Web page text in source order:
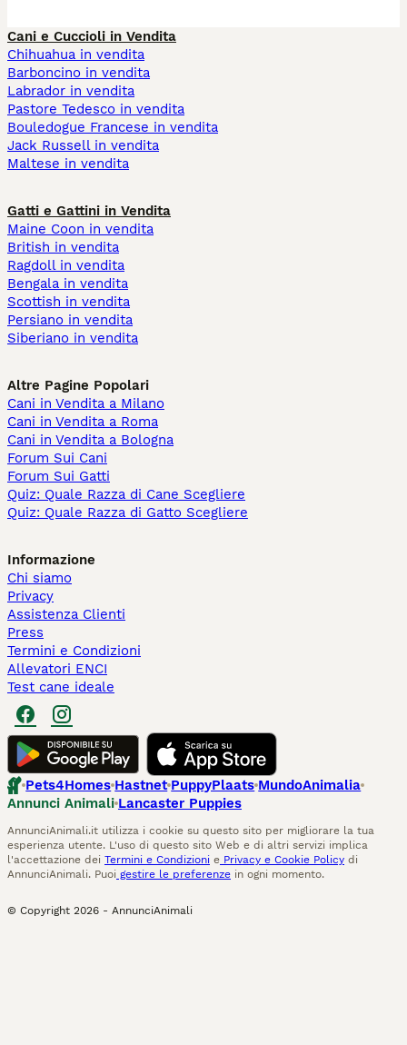
Cani e Cuccioli in Vendita
Chihuahua in vendita
Barboncino in vendita
Labrador in vendita
Pastore Tedesco in vendita
Bouledogue Francese in vendita
Jack Russell in vendita
Maltese in vendita
Gatti e Gattini in Vendita
Maine Coon in vendita
British in vendita
Ragdoll in vendita
Bengala in vendita
Scottish in vendita
Persiano in vendita
Siberiano in vendita
Altre Pagine Popolari
Cani in Vendita a Milano
Cani in Vendita a Roma
Cani in Vendita a Bologna
Forum Sui Cani
Forum Sui Gatti
Quiz: Quale Razza di Cane Scegliere
Quiz: Quale Razza di Gatto Scegliere
Informazione
Chi siamo
Privacy
Assistenza Clienti
Press
Termini e Condizioni
Allevatori ENCI
Test cane ideale
Pets4Homes Hastnet PuppyPlaats MundoAnimalia
Annunci Animali Lancaster Puppies
AnnunciAnimali.it utilizza i cookie su questo sito per migliorare la tua
esperienza utente. L'uso di questo sito Web e di altri servizi implica
l'accettazione dei Termini e Condizioni e Privacy e Cookie Policy di
AnnunciAnimali. Puoi gestire le preferenze in ogni momento.
© Copyright 2026 - AnnunciAnimali